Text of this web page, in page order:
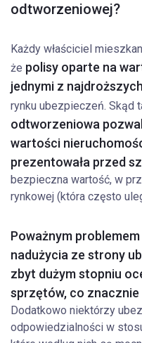
odtworzeniowej?
Każdy właściciel
że polisy oparte na
jednymi z
rynku ubezpieczeń. Skąd
odtworzeniowa
wartości
prezentowała przed
bezpieczna wartość, w
rynkowej (która często
Poważnym
nadużycia ze strony
zbyt dużym stopniu
sprzętów, co
Dodatkowo niektórzy
odpowiedzialności w